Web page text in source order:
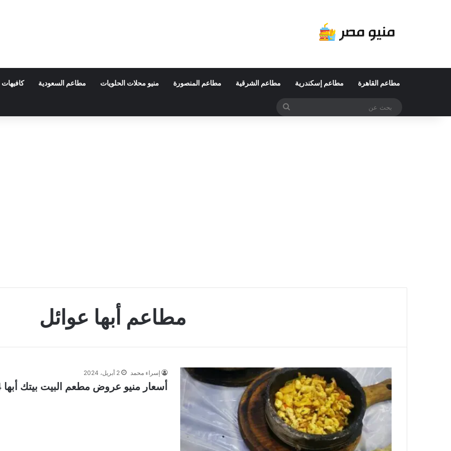
مطاعم القاهرة مطاعم إسكندرية مطاعم الشرقية مطاعم المنصورة منيو محلات الحلويات مطاعم السعودية
مطاعم أبها عوائل
إسراء محمد 2 أبريل، 2024
أسعار منيو عروض مطعم البيت بيتك أبها 2024